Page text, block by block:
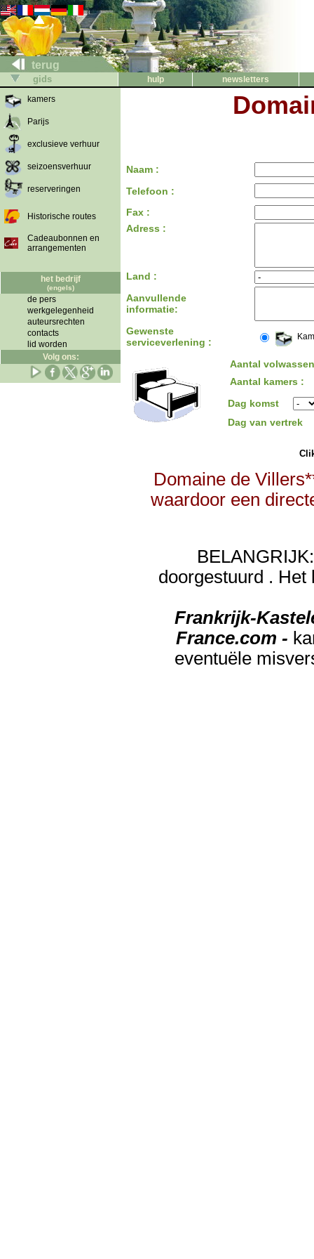
terug
gids hulp
newsletters
kamers
Parijs
exclusieve verhuur
seizoensverhuur
reserveringen
Historische routes
Cadeaubonnen en
arrangementen
het bedrijf
(engels)
de pers
werkgelegenheid
auteursrechten
contacts
lid worden
Volg ons:
Naam :
Telefoon :
Fax :
Adress :
Land :
Aanvullende
informatie:
Gewenste
serviceverlening :
Aantal
Aantal kamers :
Dag komst
Dag van vertrek
Domaine de
waardoor een
doorgestuurd . Het
Frankrijk-
France.com -
eventuële